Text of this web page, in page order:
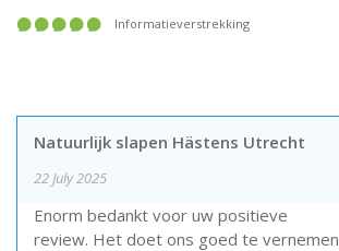
informatieverstrekking
Natuurlijk slapen Hästens Utrecht
22 July 2025
Enorm bedankt voor uw positieve
review. Het doet ons goed te vernemen